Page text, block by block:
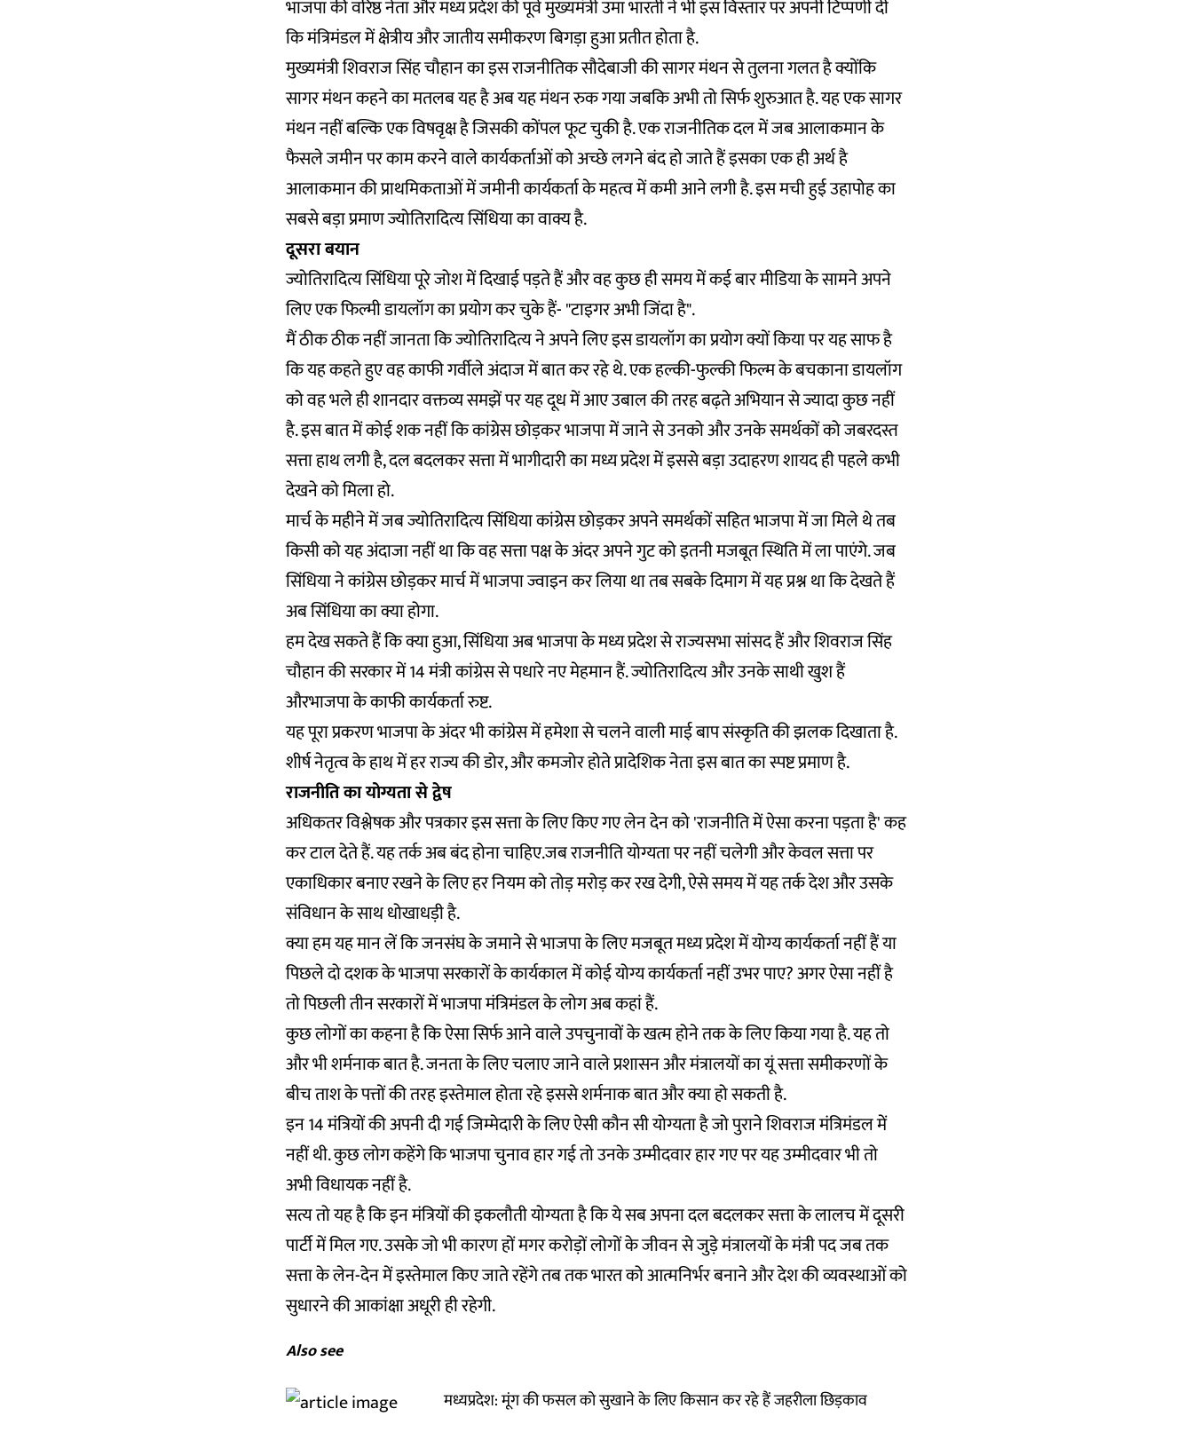
भाजपा की वरिष्ठ नेता और मध्य प्रदेश की पूर्व मुख्यमंत्री उमा भारती ने भी इस विस्तार पर अपनी टिप्पणी दी
कि मंत्रिमंडल में क्षेत्रीय और जातीय समीकरण बिगड़ा हुआ प्रतीत होता है.
मुख्यमंत्री शिवराज सिंह चौहान का इस राजनीतिक सौदेबाजी की सागर मंथन से तुलना गलत है क्योंकि
सागर मंथन कहने का मतलब यह है अब यह मंथन रुक गया जबकि अभी तो सिर्फ शुरुआत है. यह एक सागर
मंथन नहीं बल्कि एक विषवृक्ष है जिसकी कोंपल फूट चुकी है. एक राजनीतिक दल में जब आलाकमान के
फैसले जमीन पर काम करने वाले कार्यकर्ताओं को अच्छे लगने बंद हो जाते हैं इसका एक ही अर्थ है
आलाकमान की प्राथमिकताओं में जमीनी कार्यकर्ता के महत्व में कमी आने लगी है. इस मची हुई उहापोह का
सबसे बड़ा प्रमाण ज्योतिरादित्य सिंधिया का वाक्य है.
दूसरा बयान
ज्योतिरादित्य सिंधिया पूरे जोश में दिखाई पड़ते हैं और वह कुछ ही समय में कई बार मीडिया के सामने अपने
लिए एक फिल्मी डायलॉग का प्रयोग कर चुके हैं- "टाइगर अभी जिंदा है".
मैं ठीक ठीक नहीं जानता कि ज्योतिरादित्य ने अपने लिए इस डायलॉग का प्रयोग क्यों किया पर यह साफ है
कि यह कहते हुए वह काफी गर्वीले अंदाज में बात कर रहे थे. एक हल्की-फुल्की फिल्म के बचकाना डायलॉग
को वह भले ही शानदार वक्तव्य समझें पर यह दूध में आए उबाल की तरह बढ़ते अभियान से ज्यादा कुछ नहीं
है. इस बात में कोई शक नहीं कि कांग्रेस छोड़कर भाजपा में जाने से उनको और उनके समर्थकों को जबरदस्त
सत्ता हाथ लगी है, दल बदलकर सत्ता में भागीदारी का मध्य प्रदेश में इससे बड़ा उदाहरण शायद ही पहले कभी
देखने को मिला हो.
मार्च के महीने में जब ज्योतिरादित्य सिंधिया कांग्रेस छोड़कर अपने समर्थकों सहित भाजपा में जा मिले थे तब
किसी को यह अंदाजा नहीं था कि वह सत्ता पक्ष के अंदर अपने गुट को इतनी मजबूत स्थिति में ला पाएंगे. जब
सिंधिया ने कांग्रेस छोड़कर मार्च में भाजपा ज्वाइन कर लिया था तब सबके दिमाग में यह प्रश्न था कि देखते हैं
अब सिंधिया का क्या होगा.
हम देख सकते हैं कि क्या हुआ, सिंधिया अब भाजपा के मध्य प्रदेश से राज्यसभा सांसद हैं और शिवराज सिंह
चौहान की सरकार में 14 मंत्री कांग्रेस से पधारे नए मेहमान हैं. ज्योतिरादित्य और उनके साथी खुश हैं
औरभाजपा के काफी कार्यकर्ता रुष्ट.
यह पूरा प्रकरण भाजपा के अंदर भी कांग्रेस में हमेशा से चलने वाली माई बाप संस्कृति की झलक दिखाता है.
शीर्ष नेतृत्व के हाथ में हर राज्य की डोर, और कमजोर होते प्रादेशिक नेता इस बात का स्पष्ट प्रमाण है.
राजनीति का योग्यता से द्वेष
अधिकतर विश्लेषक और पत्रकार इस सत्ता के लिए किए गए लेन देन को 'राजनीति में ऐसा करना पड़ता है' कह
कर टाल देते हैं. यह तर्क अब बंद होना चाहिए.जब राजनीति योग्यता पर नहीं चलेगी और केवल सत्ता पर
एकाधिकार बनाए रखने के लिए हर नियम को तोड़ मरोड़ कर रख देगी, ऐसे समय में यह तर्क देश और उसके
संविधान के साथ धोखाधड़ी है.
क्या हम यह मान लें कि जनसंघ के जमाने से भाजपा के लिए मजबूत मध्य प्रदेश में योग्य कार्यकर्ता नहीं हैं या
पिछले दो दशक के भाजपा सरकारों के कार्यकाल में कोई योग्य कार्यकर्ता नहीं उभर पाए? अगर ऐसा नहीं है
तो पिछली तीन सरकारों में भाजपा मंत्रिमंडल के लोग अब कहां हैं.
कुछ लोगों का कहना है कि ऐसा सिर्फ आने वाले उपचुनावों के खत्म होने तक के लिए किया गया है. यह तो
और भी शर्मनाक बात है. जनता के लिए चलाए जाने वाले प्रशासन और मंत्रालयों का यूं सत्ता समीकरणों के
बीच ताश के पत्तों की तरह इस्तेमाल होता रहे इससे शर्मनाक बात और क्या हो सकती है.
इन 14 मंत्रियों की अपनी दी गई जिम्मेदारी के लिए ऐसी कौन सी योग्यता है जो पुराने शिवराज मंत्रिमंडल में
नहीं थी. कुछ लोग कहेंगे कि भाजपा चुनाव हार गई तो उनके उम्मीदवार हार गए पर यह उम्मीदवार भी तो
अभी विधायक नहीं है.
सत्य तो यह है कि इन मंत्रियों की इकलौती योग्यता है कि ये सब अपना दल बदलकर सत्ता के लालच में दूसरी
पार्टी में मिल गए. उसके जो भी कारण हों मगर करोड़ों लोगों के जीवन से जुड़े मंत्रालयों के मंत्री पद जब तक
सत्ता के लेन-देन में इस्तेमाल किए जाते रहेंगे तब तक भारत को आत्मनिर्भर बनाने और देश की व्यवस्थाओं को
सुधारने की आकांक्षा अधूरी ही रहेगी.
Also see
मध्यप्रदेश: मूंग की फसल को सुखाने के लिए किसान कर रहे हैं जहरीला छिड़काव